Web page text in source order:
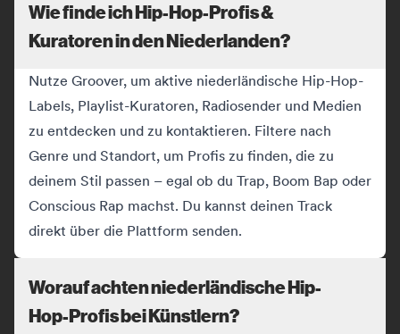
Wie finde ich Hip-Hop-Profis &
Kuratoren in den Niederlanden?
Nutze Groover, um aktive niederländische Hip-Hop-
Labels, Playlist-Kuratoren, Radiosender und Medien
zu entdecken und zu kontaktieren. Filtere nach
Genre und Standort, um Profis zu finden, die zu
deinem Stil passen – egal ob du Trap, Boom Bap oder
Conscious Rap machst. Du kannst deinen Track
direkt über die Plattform senden.
Worauf achten niederländische Hip-
Hop-Profis bei Künstlern?